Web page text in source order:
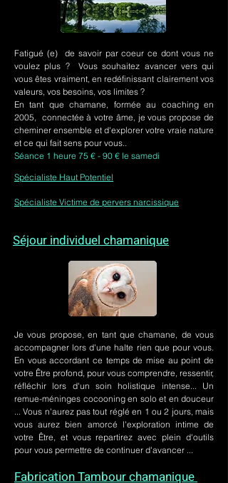
Fatigué (e) de savoir par coeur ce dont vous ne
voulez plus ? Vous souhaitez avancer vers qui
vous êtes vraiment, en redéfinissant clairement vos
valeurs, vos besoins, vos limites ?
En tant que chamane, formée au coaching en
2005, connectée à votre âme, je vous propose de
cheminer ensemble et d'explorer votre vraie nature
et ce qui fait sens pour vous..
Séance 1 heure 75 € - 90 € le samedi
Spécialiste Haut Potentiel
Spécialiste Victime de pervers narcissique
Séjour individuel chamanique
Je vous propose, en tant que chamane, de vous
accompagner lors d'une halte rien que pour vous.
En vous accordant ce temps de mise au point de
votre Être profond, pour vous comprendre, ressentir,
réfléchir lors d'un soin holistique intense... Un
remue-méninges cocooning en solo et en douceur
... Vous n'aurez pas tout réglé en 1 ou 2 jours, mais
vous aurez bien amorcé l'exploration intime de
votre Être, et vous repartirez avec plein d'outils
pour vous permettre de continuer d'avancer ...
Fabrication Tambour chamanique